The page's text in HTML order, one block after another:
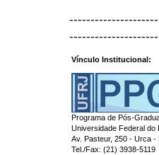
Vínculo Institucional:
Programa de Pós-
Universidade Federal do
Av. Pasteur, 250 - Urca
Tel./Fax: (21) 3938-5119